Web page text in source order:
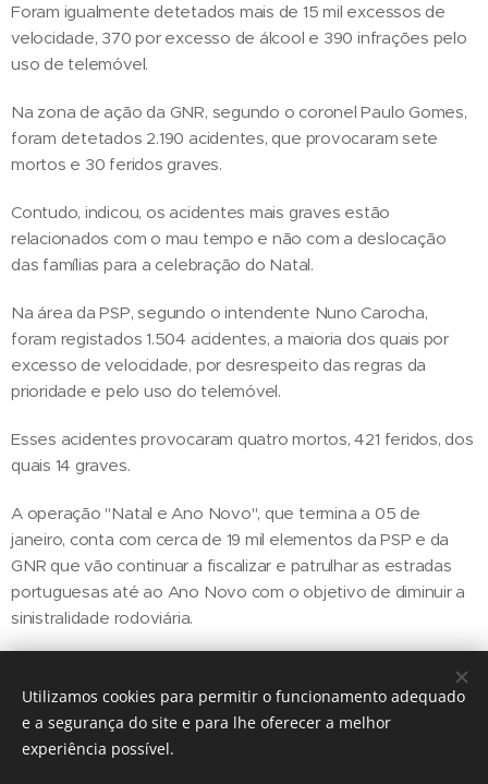
Foram igualmente detetados mais de 15 mil excessos de
velocidade, 370 por excesso de álcool e 390 infrações pelo
uso de telemóvel.
Na zona de ação da GNR, segundo o coronel Paulo Gomes,
foram detetados 2.190 acidentes, que provocaram sete
mortos e 30 feridos graves.
Contudo, indicou, os acidentes mais graves estão
relacionados com o mau tempo e não com a deslocação
das famílias para a celebração do Natal.
Na área da PSP, segundo o intendente Nuno Carocha,
foram registados 1.504 acidentes, a maioria dos quais por
excesso de velocidade, por desrespeito das regras da
prioridade e pelo uso do telemóvel.
Esses acidentes provocaram quatro mortos, 421 feridos, dos
quais 14 graves.
A operação "Natal e Ano Novo", que termina a 05 de
janeiro, conta com cerca de 19 mil elementos da PSP e da
GNR que vão continuar a fiscalizar e patrulhar as estradas
portuguesas até ao Ano Novo com o objetivo de diminuir a
sinistralidade rodoviária.
Share
Utilizamos cookies para permitir o funcionamento adequado
e a segurança do site e para lhe oferecer a melhor
experiência possível.